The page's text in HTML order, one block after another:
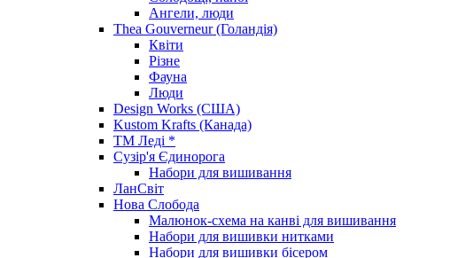
Ангели, люди
Thea Gouverneur (Голандія)
Квіти
Різне
Фауна
Люди
Design Works (США)
Kustom Krafts (Канада)
ТМ Леді *
Сузір'я Єдинорога
Набори для вишивання
ЛанСвіт
Нова Слобода
Малюнок-схема на канві для вишивання
Набори для вишивки нитками
Набори для вишивки бісером